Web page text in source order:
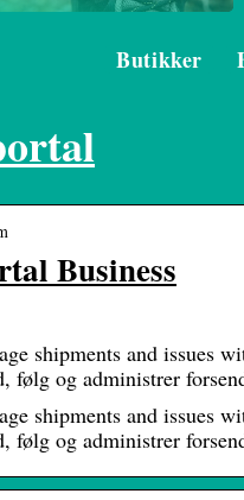
Butikker
Business
shipments and issues
følg og administrer
shipments and issues
følg og administrer